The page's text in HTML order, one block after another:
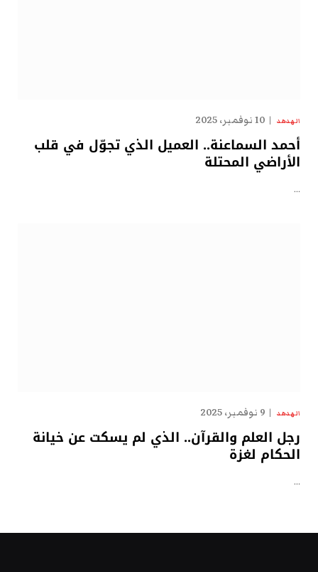
الهدهد 10 نوفمبر، 2025
أحمد السماعنة.. العميل الذي تجوّل في قلب
الأراضي المحتلة
…
الهدهد 9 نوفمبر، 2025
رجل العلم والقرآن.. الذي لم يسكت عن خيانة
الحكام لغزة
…